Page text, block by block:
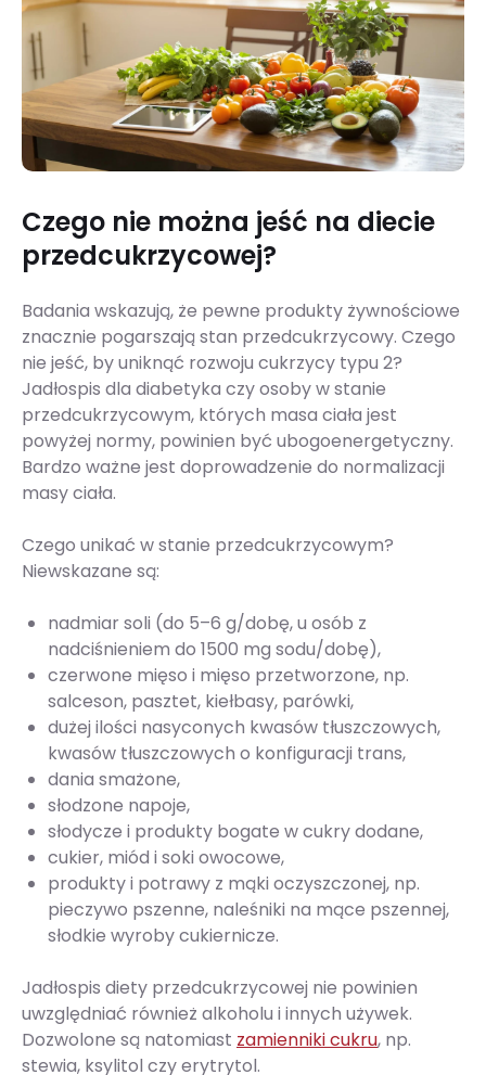
Czego nie można jeść na diecie
przedcukrzycowej?
Badania wskazują, że pewne produkty żywnościowe
znacznie pogarszają stan przedcukrzycowy. Czego
nie jeść, by uniknąć rozwoju cukrzycy typu 2?
Jadłospis dla diabetyka czy osoby w stanie
przedcukrzycowym, których masa ciała jest
powyżej normy, powinien być ubogoenergetyczny.
Bardzo ważne jest doprowadzenie do normalizacji
masy ciała.
Czego unikać w stanie przedcukrzycowym?
Niewskazane są:
nadmiar soli (do 5–6 g/dobę, u osób z
nadciśnieniem do 1500 mg sodu/dobę),
czerwone mięso i mięso przetworzone, np.
salceson, pasztet, kiełbasy, parówki,
dużej ilości nasyconych kwasów tłuszczowych,
kwasów tłuszczowych o konfiguracji trans,
dania smażone,
słodzone napoje,
słodycze i produkty bogate w cukry dodane,
cukier, miód i soki owocowe,
produkty i potrawy z mąki oczyszczonej, np.
pieczywo pszenne, naleśniki na mące pszennej,
słodkie wyroby cukiernicze.
Jadłospis diety przedcukrzycowej nie powinien
uwzględniać również alkoholu i innych używek.
Dozwolone są natomiast zamienniki cukru, np.
stewia, ksylitol czy erytrytol.